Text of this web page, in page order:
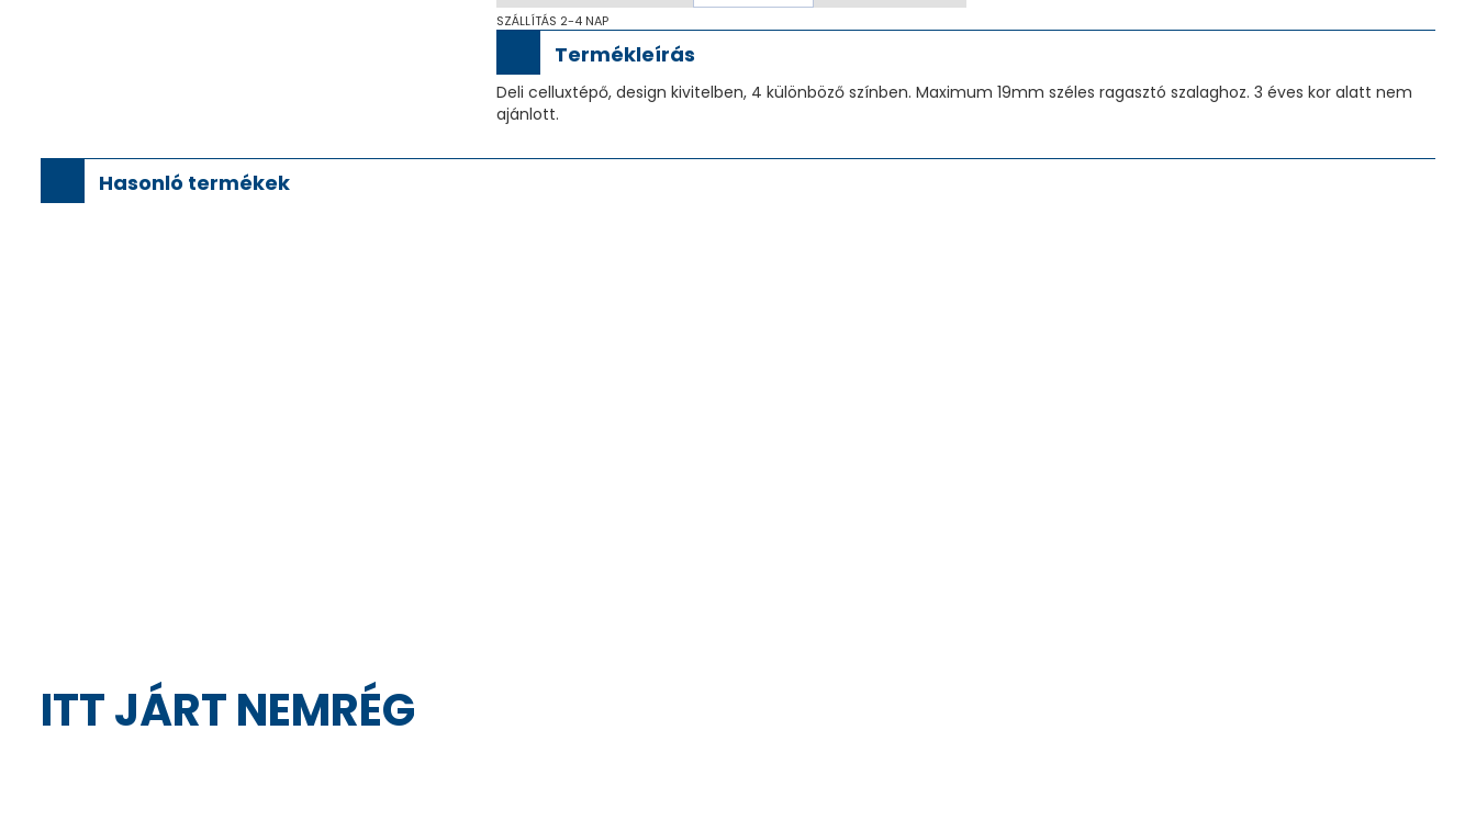
SZÁLLÍTÁS 2-4 NAP
Termékleírás
Deli celluxtépő, design kivitelben, 4 különböző színben. Maximum 19mm széles ragasztó szalaghoz. 3 éves kor alatt nem
ajánlott.
Hasonló termékek
ITT JÁRT NEMRÉG